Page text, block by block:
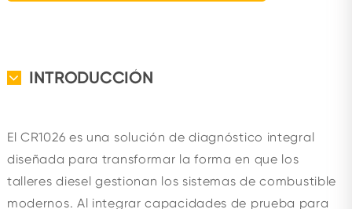
INTRODUCCIÓN
El CR1026 es una solución de diagnóstico integral
diseñada para transformar la forma en que los
talleres diesel gestionan los sistemas de combustible
modernos. Al integrar capacidades de prueba para